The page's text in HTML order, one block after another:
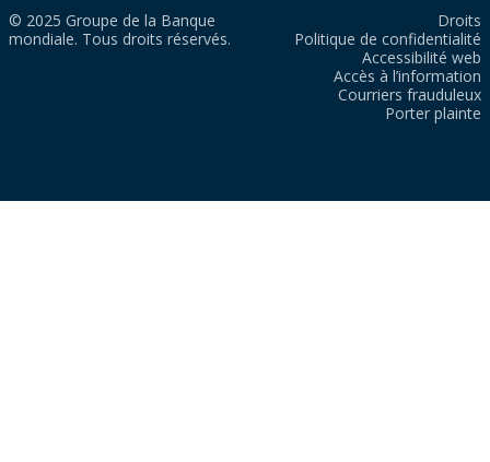
© 2025 Groupe de la Banque
mondiale. Tous droits réservés.
Droits
Politique de confidentialité
Accessibilité web
Accès à l’information
Courriers frauduleux
Porter plainte